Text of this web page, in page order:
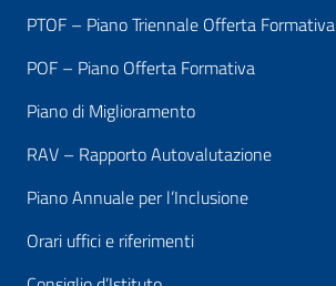
PTOF – Piano Triennale Offerta Formativa
POF – Piano Offerta Formativa
Piano di Miglioramento
RAV – Rapporto Autovalutazione
Piano Annuale per l’Inclusione
Orari uffici e riferimenti